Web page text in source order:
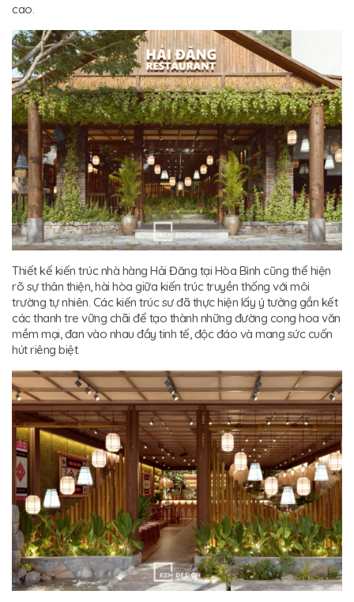
cao.
Thiết kế kiến trúc nhà hàng Hải Đăng tại Hòa Bình cũng thể hiện
rõ sự thân thiện, hài hòa giữa kiến trúc truyền thống với môi
trường tự nhiên. Các kiến trúc sư đã thực hiện lấy ý tưởng gắn kết
các thanh tre vững chãi để tạo thành những đường cong hoa văn
mềm mại, đan vào nhau đầy tinh tế, độc đáo và mang sức cuốn
hút riêng biệt.